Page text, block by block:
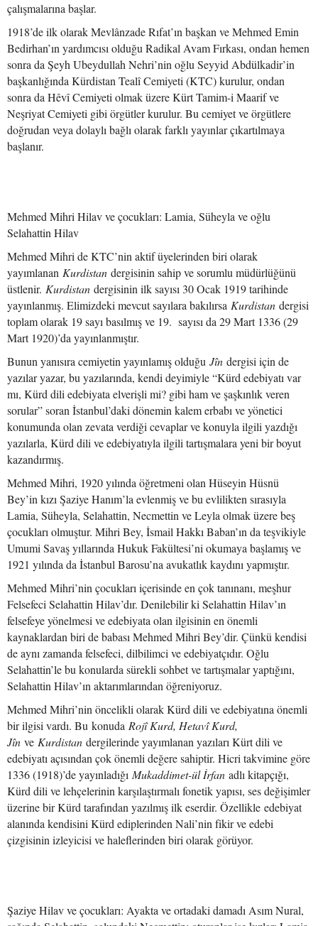
çalışmalarına başlar.
1918’de ilk olarak Mevlânzade Rıfat’ın başkan ve Mehmed Emin
Bedirhan’ın yardımcısı olduğu Radikal Avam Fırkası, ondan hemen
sonra da Şeyh Ubeydullah Nehri’nin oğlu Seyyid Abdülkadir’in
başkanlığında Kürdistan Tealî Cemiyeti (KTC) kurulur, ondan
sonra da Hêvî Cemiyeti olmak üzere Kürt Tamim-i Maarif ve
Neşriyat Cemiyeti gibi örgütler kurulur. Bu cemiyet ve örgütlere
doğrudan veya dolaylı bağlı olarak farklı yayınlar çıkartılmaya
başlanır.
Mehmed Mihri Hilav ve çocukları: Lamia, Süheyla ve oğlu
Selahattin Hilav
Mehmed Mihri de KTC’nin aktif üyelerinden biri olarak
yayımlanan Kurdistan dergisinin sahip ve sorumlu müdürlüğünü
üstlenir. Kurdistan dergisinin ilk sayısı 30 Ocak 1919 tarihinde
yayınlanmış. Elimizdeki mevcut sayılara bakılırsa Kurdistan dergisi
toplam olarak 19 sayı basılmış ve 19. sayısı da 29 Mart 1336 (29
Mart 1920)’da yayınlanmıştır.
Bunun yanısıra cemiyetin yayınlamış olduğu Jîn dergisi için de
yazılar yazar, bu yazılarında, kendi deyimiyle “Kürd edebiyatı var
mı, Kürd dili edebiyata elverişli mi? gibi ham ve şaşkınlık veren
sorular” soran İstanbul’daki dönemin kalem erbabı ve yönetici
konumunda olan zevata verdiği cevaplar ve konuyla ilgili yazdığı
yazılarla, Kürd dili ve edebiyatıyla ilgili tartışmalara yeni bir boyut
kazandırmış.
Mehmed Mihri, 1920 yılında öğretmeni olan Hüseyin Hüsnü
Bey’in kızı Şaziye Hanım’la evlenmiş ve bu evlilikten sırasıyla
Lamia, Süheyla, Selahattin, Necmettin ve Leyla olmak üzere beş
çocukları olmuştur. Mihri Bey, İsmail Hakkı Baban’ın da teşvikiyle
Umumi Savaş yıllarında Hukuk Fakültesi’ni okumaya başlamış ve
1921 yılında da İstanbul Barosu’na avukatlık kaydını yapmıştır.
Mehmed Mihri’nin çocukları içerisinde en çok tanınanı, meşhur
Felsefeci Selahattin Hilav’dır. Denilebilir ki Selahattin Hilav’ın
felsefeye yönelmesi ve edebiyata olan ilgisinin en önemli
kaynaklardan biri de babası Mehmed Mihri Bey’dir. Çünkü kendisi
de aynı zamanda felsefeci, dilbilimci ve edebiyatçıdır. Oğlu
Selahattin’le bu konularda sürekli sohbet ve tartışmalar yaptığını,
Selahattin Hilav’ın aktarımlarından öğreniyoruz.
Mehmed Mihri’nin öncelikli olarak Kürd dili ve edebiyatına önemli
bir ilgisi vardı. Bu konuda Rojî Kurd, Hetavî Kurd,
Jîn ve Kurdistan dergilerinde yayımlanan yazıları Kürt dili ve
edebiyatı açısından çok önemli değere sahiptir. Hicri takvimine göre
1336 (1918)’de yayınladığı Mukaddimet-ül İrfan adlı kitapçığı,
Kürd dili ve lehçelerinin karşılaştırmalı fonetik yapısı, ses değişimler
üzerine bir Kürd tarafından yazılmış ilk eserdir. Özellikle edebiyat
alanında kendisini Kürd ediplerinden Nali’nin fikir ve edebi
çizgisinin izleyicisi ve haleflerinden biri olarak görüyor.
Şaziye Hilav ve çocukları: Ayakta ve ortadaki damadı Asım Nural,